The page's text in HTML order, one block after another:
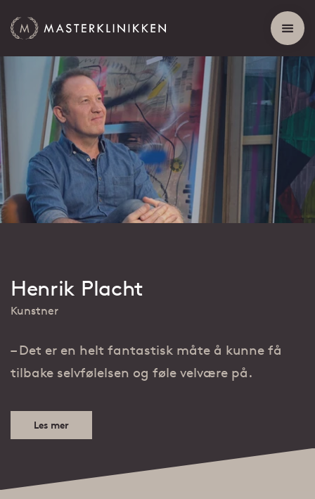
Henrik Placht
Kunstner
– Det er en helt fantastisk måte å kunne få
tilbake selvfølelsen og føle velvære på.
Les mer